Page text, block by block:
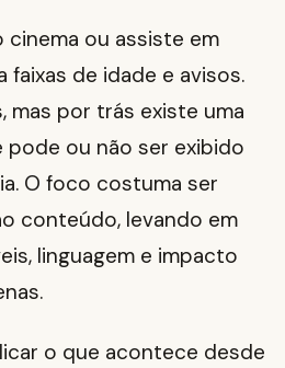
cinema ou assiste em
faixas de idade e avisos.
mas por trás existe uma
pode ou não ser exibido
O foco costuma ser
conteúdo, levando em
linguagem e impacto
o que acontece desde